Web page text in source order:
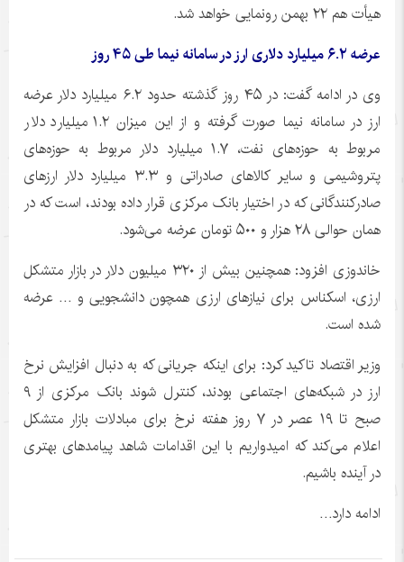
هیأت هم ۲۲ بهمن رونمایی خواهد شد.
عرضه ۶.۲ میلیارد دلاری ارز در سامانه نیما طی ۴۵ روز
وی در ادامه گفت: در ۴۵ روز گذشته حدود ۶.۲ میلیارد دلار عرضه
ارز در سامانه نیما صورت گرفته و از این میزان ۱.۲ میلیارد دلار
مربوط به حوزه‌های نفت، ۱.۷ میلیارد دلار مربوط به حوزه‌های
پتروشیمی و سایر کالاهای صادراتی و ۳.۳ میلیارد دلار ارزهای
صادرکنندگانی که در اختیار بانک مرکزی قرار داده بودند، است که در
همان حوالی ۲۸ هزار و ۵۰۰ تومان عرضه می‌شود.
خاندوزی
افزود: همچنین بیش از ۳۲۰ میلیون دلار در بازار متشکل
ارزی، اسکناس برای نیازهای ارزی همچون دانشجویی و … عرضه
شده است.
وزیر اقتصاد تاکید کرد: برای اینکه جریانی که به دنبال افزایش نرخ
ارز در شبکه‌های اجتماعی بودند، کنترل شوند بانک مرکزی از ۹
صبح تا ۱۹ عصر در ۷ روز هفته نرخ برای مبادلات بازار متشکل
اعلام می‌کند که امیدواریم با این اقدامات شاهد پیامدهای بهتری
در آینده باشیم.
ادامه دارد…